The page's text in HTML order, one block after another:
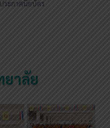
ระกาศนียบัตร
ยาลัย